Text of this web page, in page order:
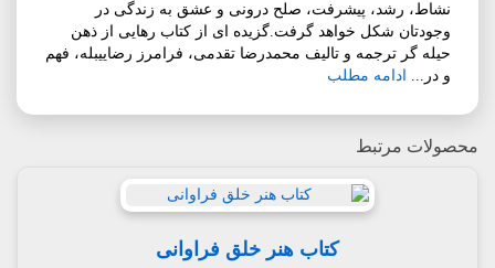
نشاط، رشد، پیشرفت، صلح درونی و عشق به زندگی در
وجودتان شکل خواهد گرفت.گزیده ای از کتاب رهایی از ذهن
حیله گر ترجمه و تالیف محمدرضا تقدمی، فرامرز رضاییبله، فهم
و در... ادامه مطلب
محصولات مرتبط
کتاب هنر خلق فراوانی